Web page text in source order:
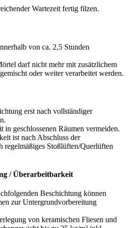
Wartezeit fertig filzen.
von ca. 2,5 Stunden
darf nicht mehr mit zusätzlichem
oder weiter verarbeitet werden.
erst nach vollständiger
geschlossenen Räumen vermeiden.
ist nach Abschluss der
regelmäßiges Stoßlüften/Querlüften
/ Überarbeitbarkeit
Beschichtung können
zur Untergrundvorbereitung
von keramischen Fliesen und